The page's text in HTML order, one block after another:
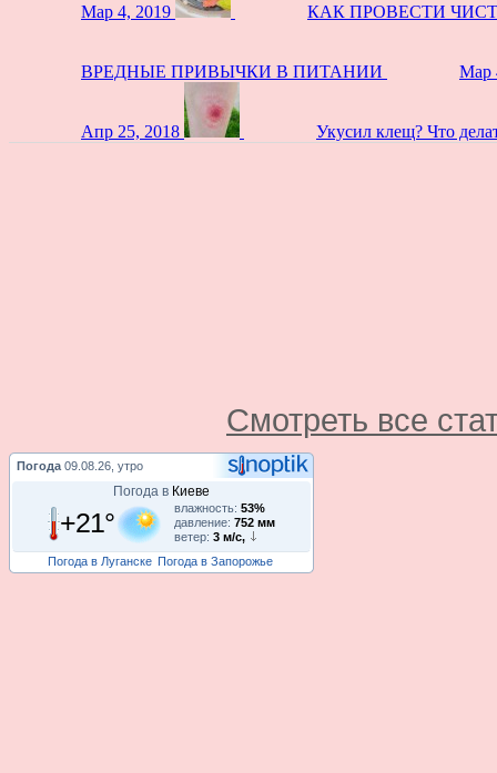
Мар 4, 2019 КАК ПРОВЕСТИ
ВРЕДНЫЕ ПРИВЫЧКИ В ПИТАНИИ Мар
Апр 25, 2018 Укусил клещ? Что
Смотреть все
Погода 09.08.26, утро
Погода в Киеве
+21° влажность: 53%
давление: 752 мм
ветер: 3 м/с,
Погода в Луганске Погода в Запорожье